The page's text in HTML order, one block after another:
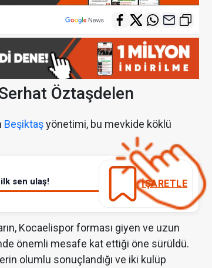
Öztaşdelen
Beşiktaşyönetimi, bu mevkide köklü
sen ulaş! İŞARETLE
Kocaelispor forması giyen ve uzun
önemli mesafe kat ettiği öne sürüldü.
olumlu sonuçlandığı ve iki kulüp